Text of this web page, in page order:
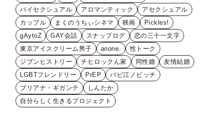
バイセクシュアル
アロマンティック
アセクシュアル
カップル
まくのうちぃシネマ 映画
Pickles!
gAytoZ
GAY会話 スナップログ
恋の三十一文字
東京アイスクリーム男子
anone.
性トーク
ジブンヒストリー
チヒロックん家 同性婚
友情結婚
LGBTフレンドリー
PrEP
バビ江ノビッチ
ブリアナ・ギガンテ
しんたか
自分らしく生きるプロジェクト